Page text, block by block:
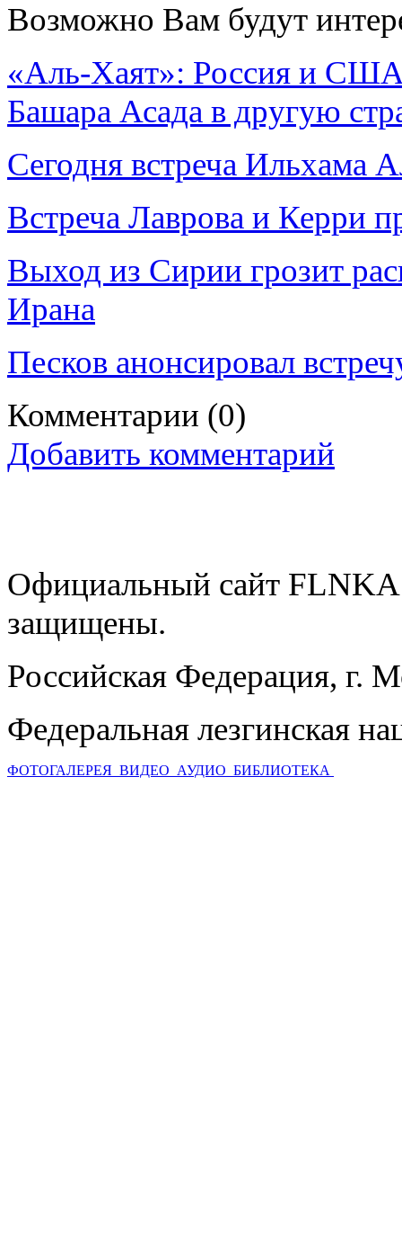
Возможно Вам будут
«Аль-Хаят»: Россия и
Башара Асада в другую
Сегодня встреча Ильхама
Встреча Лаврова и Керри
Выход из Сирии грозит
Ирана
Песков анонсировал
Комментарии (0)
Добавить комментарий
Официальный сайт
защищены.
Российская Федерация, г.
Федеральная лезгинская
ФОТОГАЛЕРЕЯ ВИДЕО АУДИО БИБЛИОТЕКА